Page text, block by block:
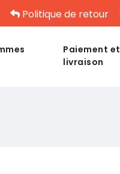
Politique de retour
Paiement et
livraison